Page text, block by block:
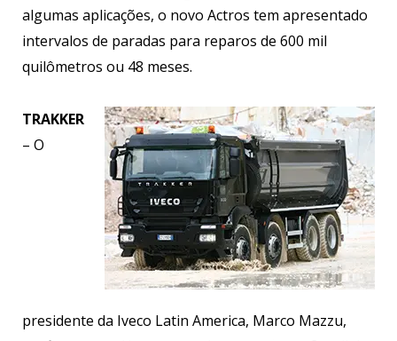
algumas aplicações, o novo Actros tem apresentado
intervalos de paradas para reparos de 600 mil
quilômetros ou 48 meses.
TRAKKER
– O
presidente da Iveco Latin America, Marco Mazzu,